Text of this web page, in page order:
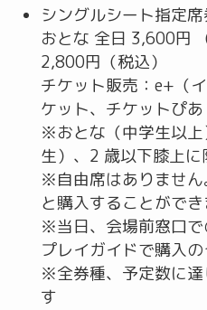
シングルシート指定席
おとな 全日 3,600円
2,800円（税込）
チケット販売：e+（
ケット、チケットぴあ
※おとな（中学生以
生）、2 歳以下膝上に
※自由席はありませ
と購入することがで
※当日、会場前窓口
プレイガイドで購入
※全券種、予定数に
す